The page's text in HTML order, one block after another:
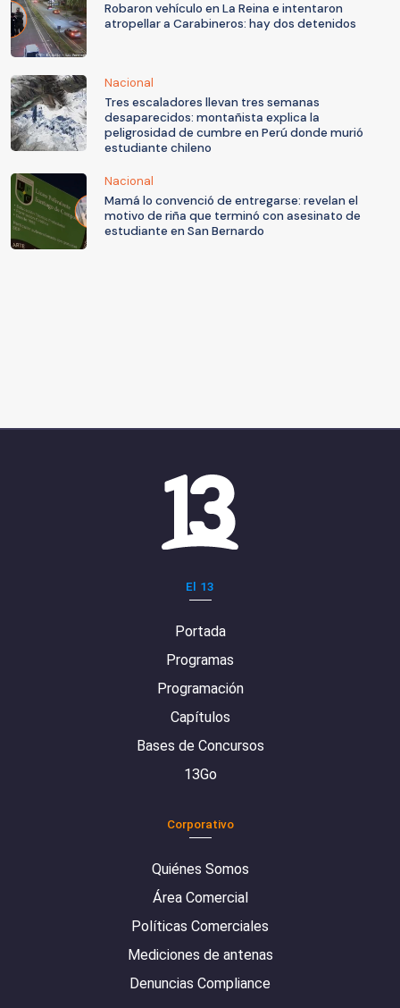
Robaron vehículo en La Reina e intentaron
atropellar a Carabineros: hay dos detenidos
Nacional
Tres escaladores llevan tres semanas
desaparecidos: montañista explica la
peligrosidad de cumbre en Perú donde murió
estudiante chileno
Nacional
Mamá lo convenció de entregarse: revelan el
motivo de riña que terminó con asesinato de
estudiante en San Bernardo
El 13
Portada
Programas
Programación
Capítulos
Bases de Concursos
13Go
Corporativo
Quiénes Somos
Área Comercial
Políticas Comerciales
Mediciones de antenas
Denuncias Compliance